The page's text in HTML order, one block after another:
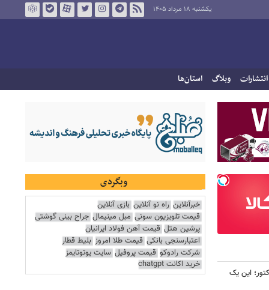
یکشنبه ۱۸ مرداد ۱۴۰۵
انتشارات وبلاگ استان‌ها
این یک
وبگردی
خبرآنلاین راه نو آنلاین بازی آنلاین
قیمت تلویزیون سونی مبل مینیمال جراح بینی گوشتی
پرشین هتل قیمت آهن فولاد ایرانیان
اعتبارسنجی بانکی قیمت طلا امروز بلیط قطار
شرکت رادوکو قیمت پروفیل سایت یوتوتایمز
خرید اکانت chatgpt